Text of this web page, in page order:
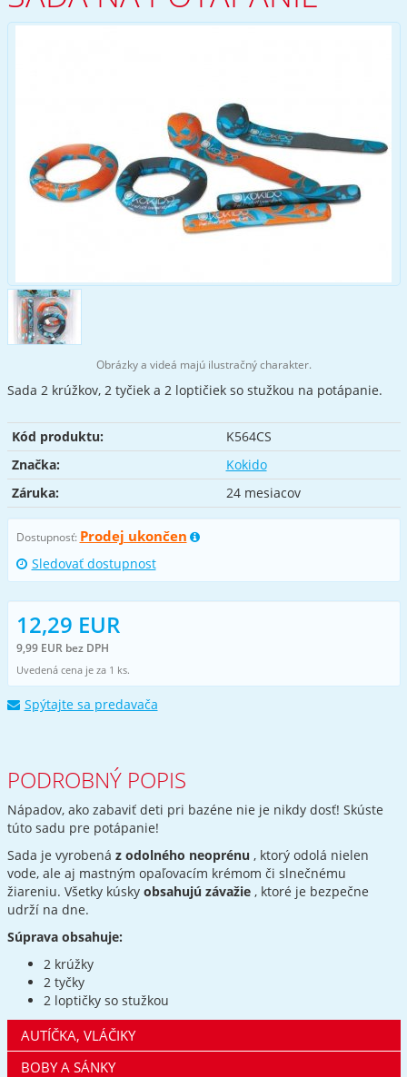
Obrázky a videá majú ilustračný charakter.
Sada 2 krúžkov, 2 tyčiek a 2 loptičiek so stužkou na potápanie.
Kód produktu:
K564CS
Značka:
Kokido
Záruka:
24 mesiacov
Dostupnosť: Prodej ukončen
Sledovať dostupnost
12,29 EUR
9,99 EUR bez DPH
Uvedená cena je za 1 ks.
Spýtajte sa predavača
PODROBNÝ POPIS
Nápadov, ako zabaviť deti pri bazéne nie je nikdy dosť! Skúste
túto sadu pre potápanie!
Sada je vyrobená z odolného neoprénu , ktorý odolá nielen
vode, ale aj mastným opaľovacím krémom či slnečnému
žiareniu. Všetky kúsky obsahujú závažie, ktoré je bezpečne
udrží na dne.
Súprava obsahuje:
2 krúžky
2 tyčky
2 loptičky so stužkou
AUTÍČKA, VLÁČIKY
BOBY A SÁNKY